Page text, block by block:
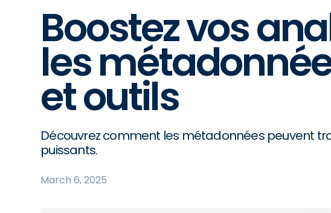
Boostez vos
les
et outils
Découvrez comment les métadonnées peuvent
puissants.
March 6, 2025